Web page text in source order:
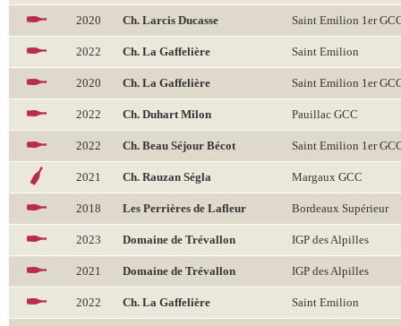
2020 Ch. Larcis Ducasse Saint Emilion 1er
2022 Ch. La Gaffelière Saint Emilion
2020 Ch. La Gaffelière Saint Emilion 1er
2022 Ch. Duhart Milon Pauillac GCC
2022 Ch. Beau Séjour Bécot Saint Emilion 1er
2021 Ch. Rauzan Ségla Margaux GCC
2018 Les Perrières de Lafleur Bordeaux Supérieur
2023 Domaine de Trévallon IGP des Alpilles
2021 Domaine de Trévallon IGP des Alpilles
2022 Ch. La Gaffelière Saint Emilion